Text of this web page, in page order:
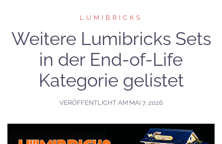
LUMIBRICKS
Weitere Lumibricks Sets
in der End-of-Life
Kategorie gelistet
VERÖFFENTLICHT AM MAI 7, 2026